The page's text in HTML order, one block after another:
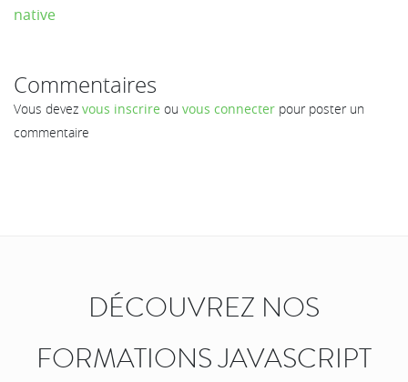
native
Commentaires
Vous devez vous inscrire ou vous connecter pour poster un
commentaire
DÉCOUVREZ NOS
FORMATIONS JAVASCRIPT